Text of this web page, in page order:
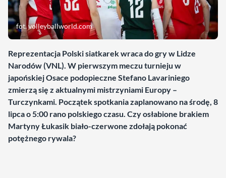
fot. volleyballworld.com
Reprezentacja Polski siatkarek wraca do gry w Lidze
Narodów (VNL). W pierwszym meczu turnieju w
japońskiej Osace podopieczne Stefano Lavariniego
zmierzą się z aktualnymi mistrzyniami Europy –
Turczynkami. Początek spotkania zaplanowano na środę, 8
lipca o 5:00 rano polskiego czasu. Czy osłabione brakiem
Martyny Łukasik biało-czerwone zdołają pokonać
potężnego rywala?